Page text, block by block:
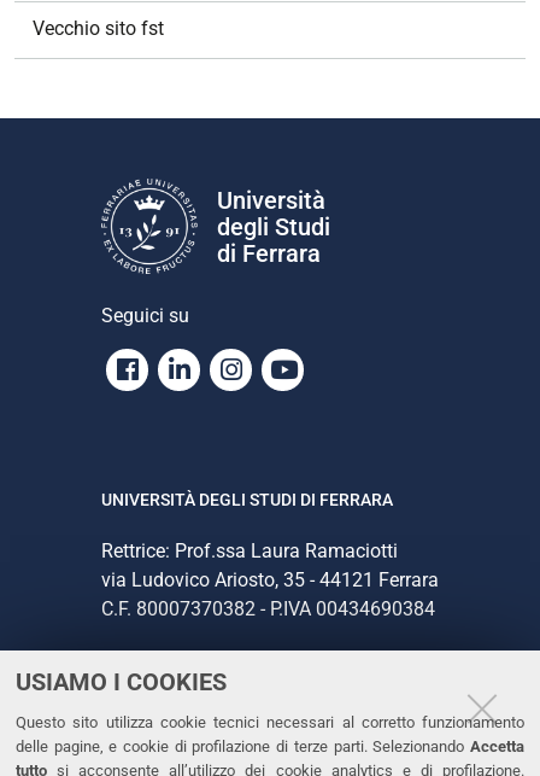
USIAMO I COOKIES
Questo sito utilizza cookie tecnici necessari al corretto funzionamento
delle pagine, e cookie di profilazione di terze parti. Selezionando Accetta
tutto si acconsente all’utilizzo dei cookie analytics e di profilazione.
Vecchio sito fst
Università
degli Studi
di Ferrara
Seguici su
Facebook
LinkedinInstagram
Youtube
UNIVERSITÀ DEGLI STUDI DI FERRARA
Rettrice: Prof.ssa Laura Ramaciotti
via Ludovico Ariosto, 35 - 44121 Ferrara
C.F. 80007370382 - P.IVA 00434690384
CONTATTI
Tel. +39 0532 293111
Fax. +39 0532 293031